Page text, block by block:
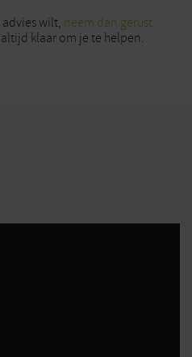
advies wilt, neem dan gerust
klaar om je te helpen.